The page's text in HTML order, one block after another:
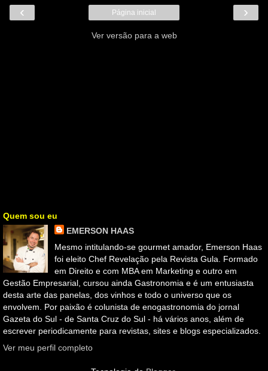
‹ ›
Página inicial
Ver versão para a web
Quem sou eu
EMERSON HAAS
Mesmo intitulando-se gourmet amador, Emerson Haas
foi eleito Chef Revelação pela Revista Gula. Formado
em Direito e com MBA em Marketing e outro em
Gestão Empresarial, cursou ainda Gastronomia e é um entusiasta
desta arte das panelas, dos vinhos e todo o universo que os
envolvem. Por paixão é colunista de enogastronomia do jornal
Gazeta do Sul - de Santa Cruz do Sul - há vários anos, além de
escrever periodicamente para revistas, sites e blogs especializados.
Ver meu perfil completo